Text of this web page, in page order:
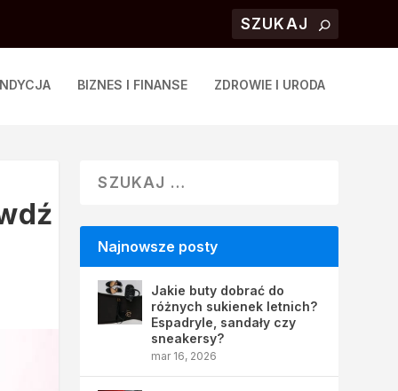
BIZNES I FINANSE ZDROWIE I URODA
Najnowsze posty
Jakie buty dobrać do
różnych sukienek letnich?
Espadryle, sandały czy
sneakersy?
mar 16, 2026